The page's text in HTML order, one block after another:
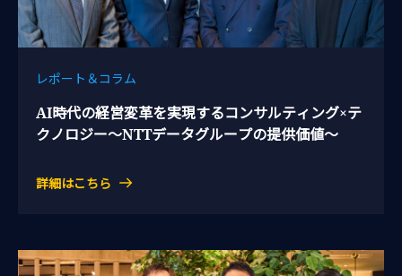
レポート＆コラム
AI時代の経営変革を実現するコンサルティング×テ
クノロジー～NTTデータグループの提供価値～
詳細はこちら